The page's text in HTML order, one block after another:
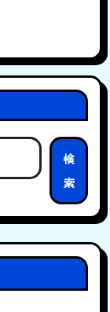
検
索